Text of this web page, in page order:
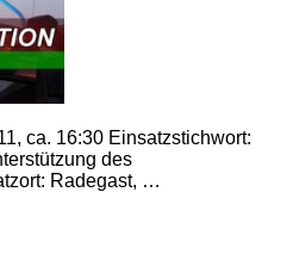
ca. 16:30 Einsatzstichwort:
des
Radegast, …